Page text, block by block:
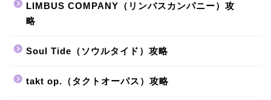
LIMBUS COMPANY（リンバスカンパニー）攻
略
Soul Tide（ソウルタイド）攻略
takt op.（タクトオーパス）攻略